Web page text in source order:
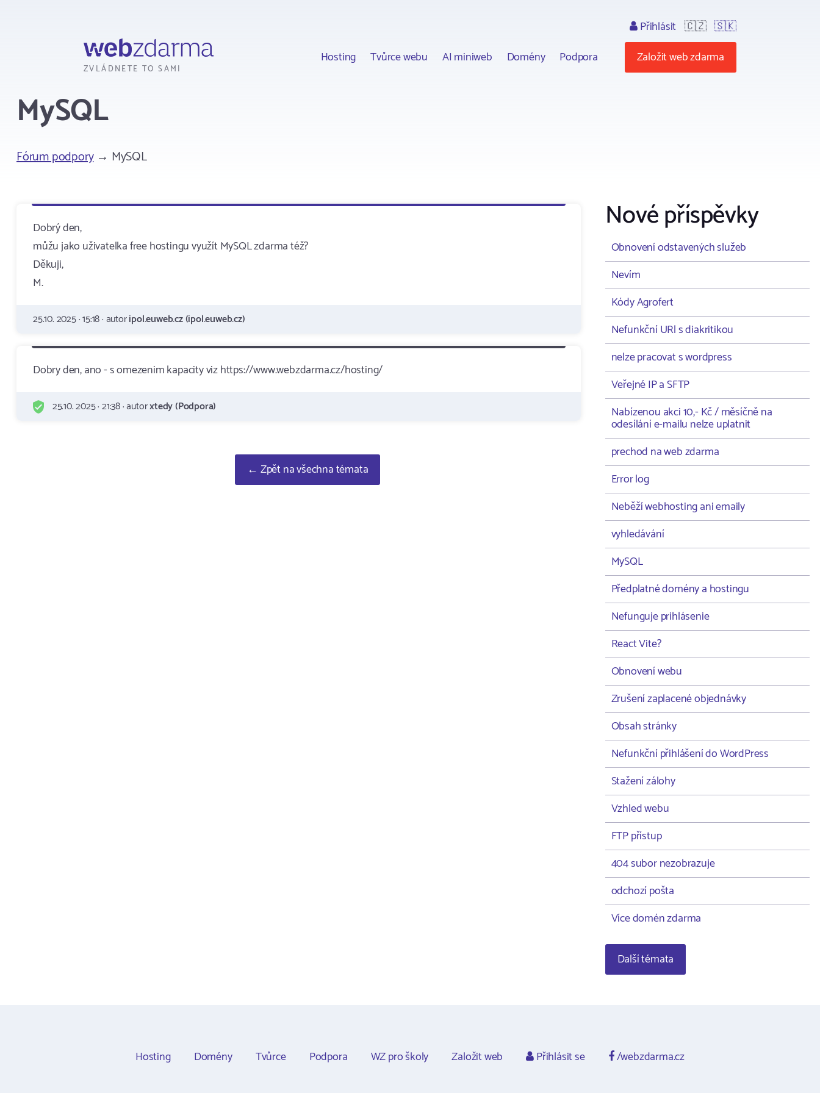
ZVLÁDNETE TO SAMI
Hosting Tvůrce webu AI miniweb Domény Podpora
Přihlásit 🇨🇿 🇸🇰
Založit web zdarma
MySQL
Fórum podpory→ MySQL
Dobrý den,
můžu jako uživatelka free hostingu využít MySQL zdarma též?
Děkuji,
M.
25.10. 2025 · 15:18 · autoripol.euweb.cz (ipol.euweb.cz)
Dobry den, ano - s omezenim kapacity viz https://www.webzdarma.cz/hosting/
25.10. 2025 · 21:38 · autorxtedy (Podpora)
← Zpět na všechna témata
Nové příspěvky
Obnovení odstavených služeb
Nevím
Kódy Agrofert
Nefunkční URl s diakritikou
nelze pracovat s wordpress
Veřejné IP a SFTP
Nabízenou akci 10,- Kč / měsíčně na
odesílání e-mailu nelze uplatnit
prechod na web zdarma
Error log
Neběží webhosting ani emaily
vyhledávání
MySQL
Předplatné domény a hostingu
Nefunguje prihlásenie
React Vite?
Obnovení webu
Zrušení zaplacené objednávky
Obsah stránky
Nefunkční přihlášení do WordPress
Stažení zálohy
Vzhled webu
FTP přístup
404 subor nezobrazuje
odchozí pošta
Více domén zdarma
Další témata
Hosting Domény Tvůrce Podpora WZ pro školy Založit web Přihlásit se /webzdarma.cz